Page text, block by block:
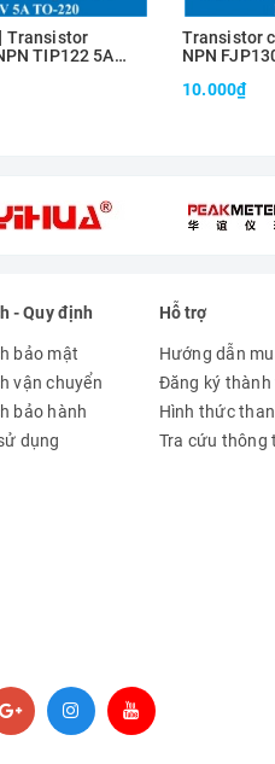
Transistor
TIP122 5A
Transistor
NPN
chính hãng
10.000₫
- Quy định
bảo mật
vận chuyển
bảo hành
dụng
Hỗ trợ
Hướng dẫn
Đăng ký thành
Hình thức
Tra cứu thông